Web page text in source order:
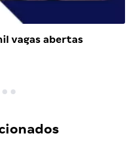
vagas abertas